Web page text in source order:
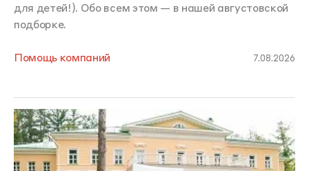
для детей!). Обо всем этом — в нашей августовской
подборке.
Помощь компаний 7.08.2026